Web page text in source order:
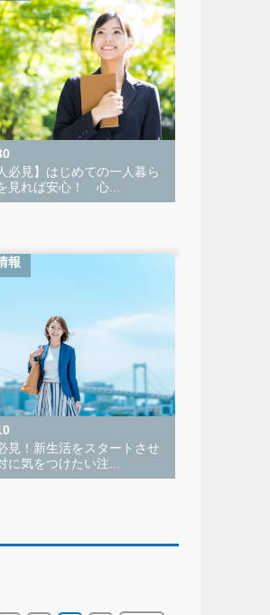
必見】はじめての一人暮ら
見れば安心！ 心...
報
見！新生活をスタートさせ
に気をつけたい注...